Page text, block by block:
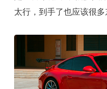
太行，到手了也应该很多